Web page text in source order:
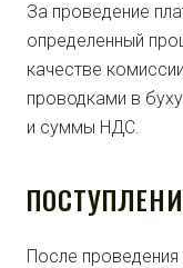
За проведение
определенный
качестве
проводками в
и суммы НДС.
После проведения